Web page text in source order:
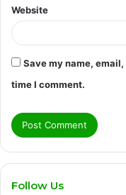
Website
Save my name,
time I comment.
Follow Us